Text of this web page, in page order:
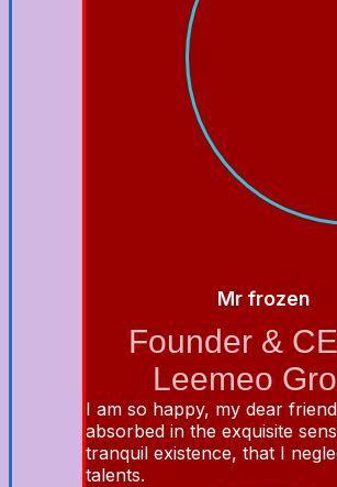
Mr frozen
Founder &
Leemeo
I am so happy, my dear
absorbed in the exquisite
tranquil existence, that I
talents.